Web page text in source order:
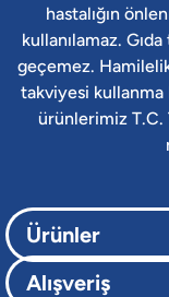
hastalığın
kullanılamaz.
geçemez.
takviyesi kullanma
ürünlerimiz T.C.
Ürünler
Alışveriş